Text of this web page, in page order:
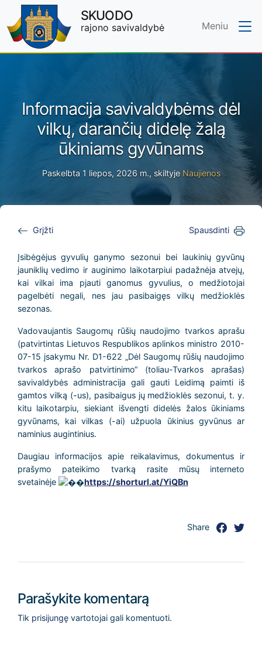
Skip to main content
SKUODO
rajono savivaldybė Meniu
Informacija savivaldybėms dėl
vilkų, darančių didelę žalą
ūkiniams gyvūnams
Paskelbta 1 liepos, 2026 m., skiltyje Naujienos
Grįžti Spausdinti
Įsibėgėjus gyvulių ganymo sezonui bei laukinių gyvūnų
jauniklių vedimo ir auginimo laikotarpiui padažnėja atvejų,
kai vilkai ima pjauti ganomus gyvulius, o medžiotojai
pagelbėti negali, nes jau pasibaigęs vilkų medžioklės
sezonas.
Vadovaujantis Saugomų rūšių naudojimo tvarkos aprašu
(patvirtintas Lietuvos Respublikos aplinkos ministro 2010-
07-15 įsakymu Nr. D1-622 „Dėl Saugomų rūšių naudojimo
tvarkos aprašo patvirtinimo“ (toliau-Tvarkos aprašas)
savivaldybės administracija gali gauti Leidimą paimti iš
gamtos vilką (-us), pasibaigus jų medžioklės sezonui, t. y.
kitu laikotarpiu, siekiant išvengti didelės žalos ūkiniams
gyvūnams, kai vilkas (-ai) užpuola ūkinius gyvūnus ar
naminius augintinius.
Daugiau informacijos apie reikalavimus, dokumentus ir
prašymo pateikimo tvarką rasite mūsų interneto
svetainėje
https://shorturl.at/YiQBn
Share
Parašykite komentarą
Tik prisijungęvartotojai gali komentuoti.